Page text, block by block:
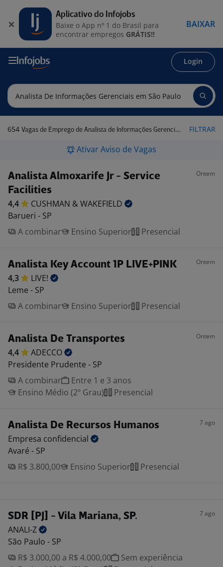
Login
654 Vagas de Emprego de Analista de Informações Gerenciais em São Paulo FILTRAR
Ativar Aviso de Vagas
Analista Almoxarife Jr - Service
Facilities
Ontem
4,4 CUSHMAN & WAKEFIELD
Barueri - SP
A combinar
Ensino Superior Presencial
Analista Key Account 1P LIVE+PINK Ontem
4,3
LIVE!
Leme - SP
A combinar
Ensino Superior Presencial
Analista De Transportes Ontem
4,4
ADECCO
Presidente Prudente - SP
A combinar
Entre 1 e 3 anos
Ensino Médio (2º Grau)
Presencial
Analista De Recursos Humanos 7 ago
Empresa confidencial
Avaré - SP
R$ 3.800,00
Ensino Superior Presencial
SDR [PJ] - Vila Mariana, SP. 7 ago
ANALI-Z
São Paulo - SP
R$ 3.000,00 a R$ 4.000,00
Sem experiência
Aplicativo do Infojobs
Baixe o App nº 1 do Brasil para
encontrar empregos GRÁTIS!!
BAIXAR